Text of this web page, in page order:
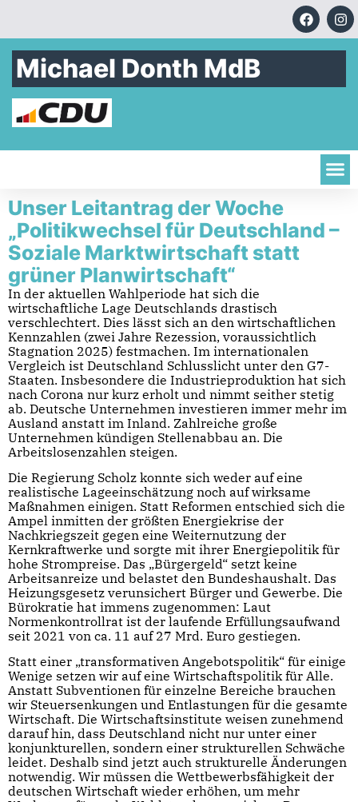
Michael Donth MdB
Unser Leitantrag der Woche
„Politikwechsel für Deutschland –
Soziale Marktwirtschaft statt
grüner Planwirtschaft“
In der aktuellen Wahlperiode hat sich die
wirtschaftliche Lage Deutschlands drastisch
verschlechtert. Dies lässt sich an den wirtschaftlichen
Kennzahlen (zwei Jahre Rezession, voraussichtlich
Stagnation 2025) festmachen. Im internationalen
Vergleich ist Deutschland Schlusslicht unter den G7-
Staaten. Insbesondere die Industrieproduktion hat sich
nach Corona nur kurz erholt und nimmt seither stetig
ab. Deutsche Unternehmen investieren immer mehr im
Ausland anstatt im Inland. Zahlreiche große
Unternehmen kündigen Stellenabbau an. Die
Arbeitslosenzahlen steigen.
Die Regierung Scholz konnte sich weder auf eine
realistische Lageeinschätzung noch auf wirksame
Maßnahmen einigen. Statt Reformen entschied sich die
Ampel inmitten der größten Energiekrise der
Nachkriegszeit gegen eine Weiternutzung der
Kernkraftwerke und sorgte mit ihrer Energiepolitik für
hohe Strompreise. Das „Bürgergeld“ setzt keine
Arbeitsanreize und belastet den Bundeshaushalt. Das
Heizungsgesetz verunsichert Bürger und Gewerbe. Die
Bürokratie hat immens zugenommen: Laut
Normenkontrollrat ist der laufende Erfüllungsaufwand
seit 2021 von ca. 11 auf 27 Mrd. Euro gestiegen.
Statt einer „transformativen Angebotspolitik“ für einige
Wenige setzen wir auf eine Wirtschaftspolitik für Alle.
Anstatt Subventionen für einzelne Bereiche brauchen
wir Steuersenkungen und Entlastungen für die gesamte
Wirtschaft. Die Wirtschaftsinstitute weisen zunehmend
darauf hin, dass Deutschland nicht nur unter einer
konjunkturellen, sondern einer strukturellen Schwäche
leidet. Deshalb sind jetzt auch strukturelle Änderungen
notwendig. Wir müssen die Wettbewerbsfähigkeit der
deutschen Wirtschaft wieder erhöhen, um mehr